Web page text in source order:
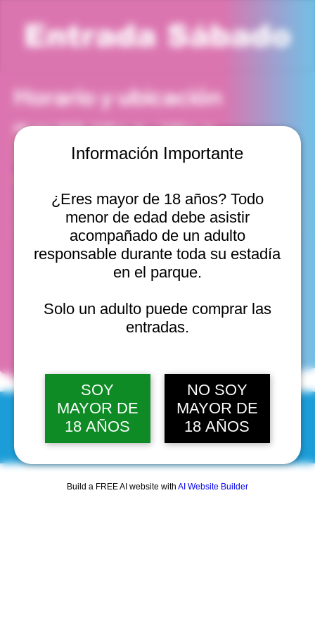
Información Importante
¿Eres mayor de 18 años? Todo
menor de edad debe asistir
acompañado de un adulto
responsable durante toda su estadía
en el parque.
Solo un adulto puede comprar las
entradas.
SOY
MAYOR DE
18 AÑOS
NO SOY
MAYOR DE
18 AÑOS
Build a FREE AI website with AI Website Builder
Entrada Sábado
Horario y ubicación
08 ago 2026, 2:00 p. m. – 3:00 p. m.
Viña del Mar, Cam. Internacional 2440, Viña del Mar,
Valparaíso, Chile
sáb, 15 ago, 10:00 a. m.
sáb, 15 ago, 11:00 a. m.
sáb, 15 ago, 12:00 p. m.
Ver 11
fechas
© 2025 by Scantastic.